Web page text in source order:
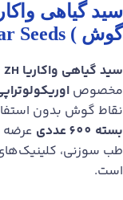
گوش ) Vaccaria Ear Seeds
سید گیاهی واکاریا ZH
مخصوص
نقاط گوش بدون
بسته 600 عددی
عرضه
طب سوزنی،
است.